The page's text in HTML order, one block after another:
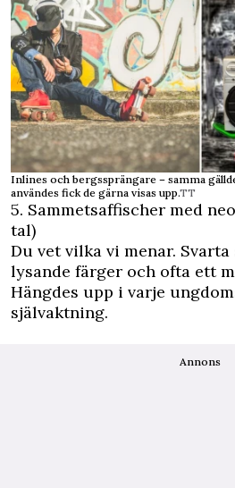
Inlines och bergssprängare – samma
användes fick de gärna visas upp.TT
5. Sammetsaffischer med
tal)
Du vet vilka vi menar.
lysande färger och ofta ett
Hängdes upp i varje
självaktning.
Annons